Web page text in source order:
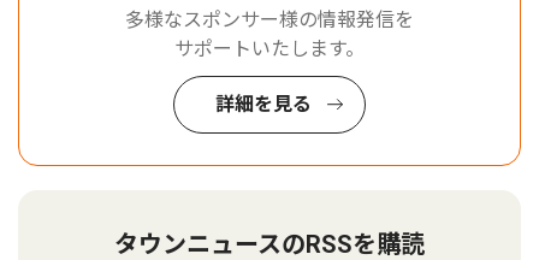
多様なスポンサー様の情報発信を
サポートいたします。
詳細を見る
タウンニュースのRSSを購読